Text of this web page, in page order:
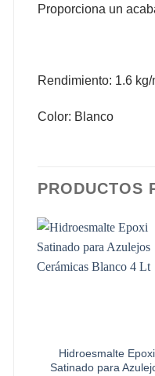
Proporciona un
Rendimiento: 1.6 kg/
Color: Blanco
PRODUCTOS
Add
Hidroesmalte Epoxi
Satinado para